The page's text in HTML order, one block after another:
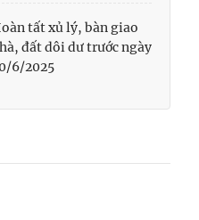
tất xủ lý, bàn giao
đất dôi dư trước ngày
6/2025